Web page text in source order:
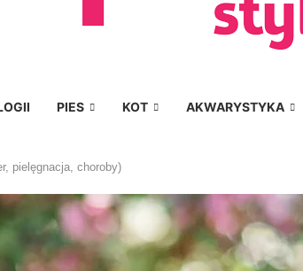
PIES KOT AKWARYSTYKA
pielęgnacja, choroby)